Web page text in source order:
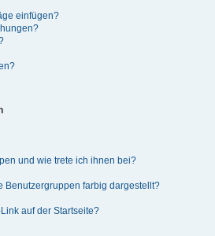
einfügen?
und wie trete ich ihnen bei?
Benutzergruppen farbig dargestellt?
auf der Startseite?